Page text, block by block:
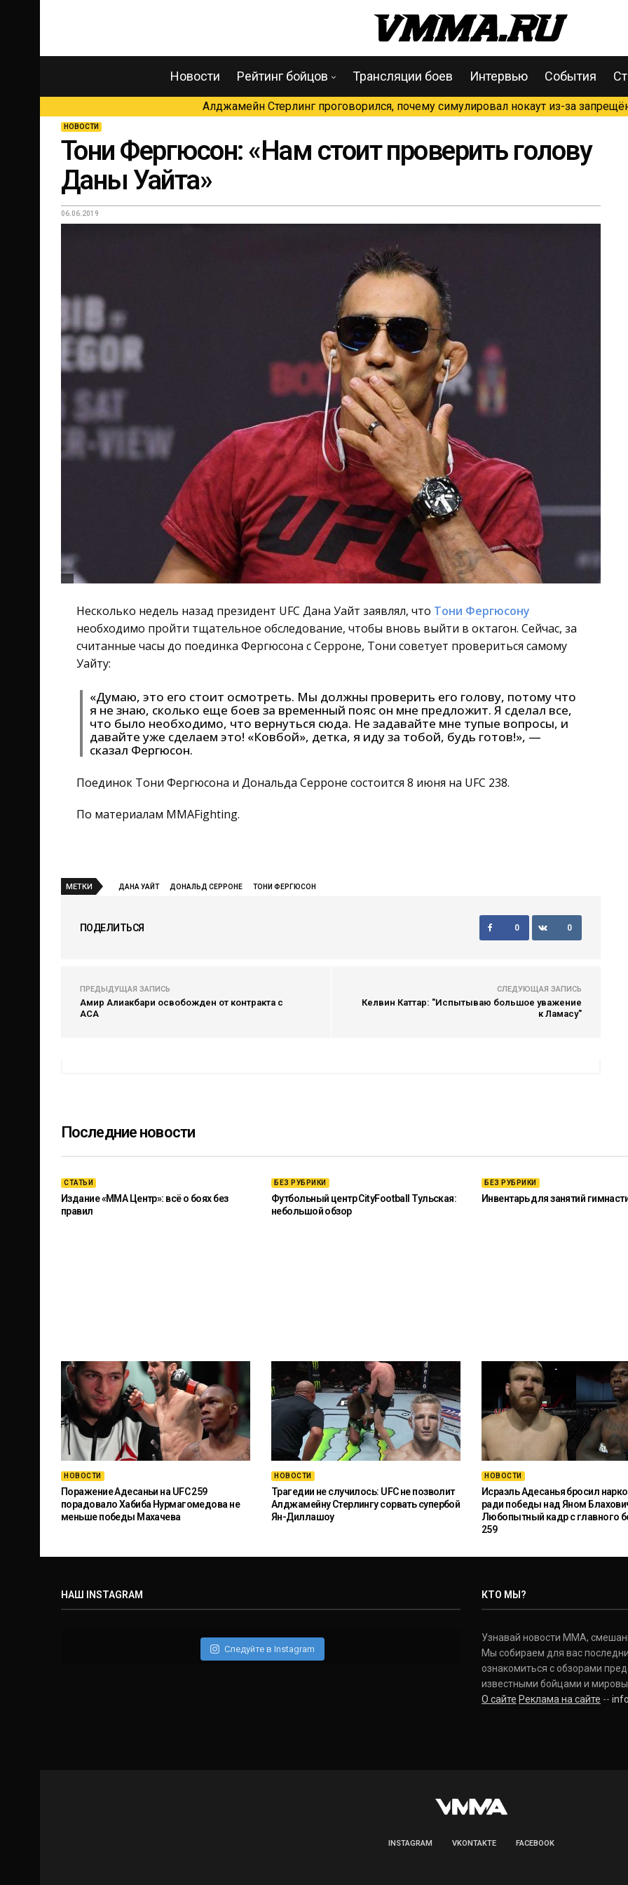
Новости Рейтинг бойцов Трансляции боев Интервью События
Алджамейн Стерлинг проговорился, почему симулировал нокаут из-за
НОВОСТИ
Тони Фергюсон: «Нам стоит проверить голову
Даны Уайта»
06.06.2019
Несколько недель назад президент UFC Дана Уайт заявлял, что Тони Фергюсону
необходимо пройти тщательное обследование, чтобы вновь выйти в октагон. Сейчас, за
считанные часы до поединка Фергюсона с Серроне, Тони советует провериться самому
Уайту:
«Думаю, это его стоит осмотреть. Мы должны проверить его голову, потому что
я не знаю, сколько еще боев за временный пояс он мне предложит. Я сделал все,
что было необходимо, что вернуться сюда. Не задавайте мне тупые вопросы, и
давайте уже сделаем это! «Ковбой», детка, я иду за тобой, будь готов!», —
сказал Фергюсон.
Поединок Тони Фергюсона и Дональда Серроне состоится 8 июня на UFC 238.
По материалам MMAFighting.
МЕТКИ ДАНА УАЙТ ДОНАЛЬД СЕРРОНЕ ТОНИ ФЕРГЮСОН
ПОДЕЛИТЬСЯ 0 0
ПРЕДЫДУЩАЯ ЗАПИСЬ
Амир Алиакбари освобожден от контракта с
ACA
СЛЕДУЮЩАЯ ЗАПИСЬ
Келвин Каттар: "Испытываю большое уважение
к Ламасу"
Последние новости
СТАТЬИ
Издание «ММА Центр»: всё о боях без
правил
БЕЗ РУБРИКИ
Футбольный центр CityFootball Тульская:
небольшой обзор
БЕЗ РУБРИКИ
Инвентарь для занятий
НОВОСТИ
Поражение Адесаньи на UFC 259
порадовало Хабиба Нурмагомедова не
меньше победы Махачева
НОВОСТИ
Трагедии не случилось: UFC не позволит
Алджамейну Стерлингу сорвать супербой
Ян-Диллашоу
НОВОСТИ
Исраэль Адесанья бросил
ради победы над Яном
Любопытный кадр с главного
259
НАШ INSTAGRAM
Следуйте в Instagram
КТО МЫ?
Узнавай новости ММА,
Мы собираем для вас
ознакомиться с обзорами
известными бойцами и
О сайте Реклама на сайте --
INSTAGRAM VKONTAKTE FACEBOOK